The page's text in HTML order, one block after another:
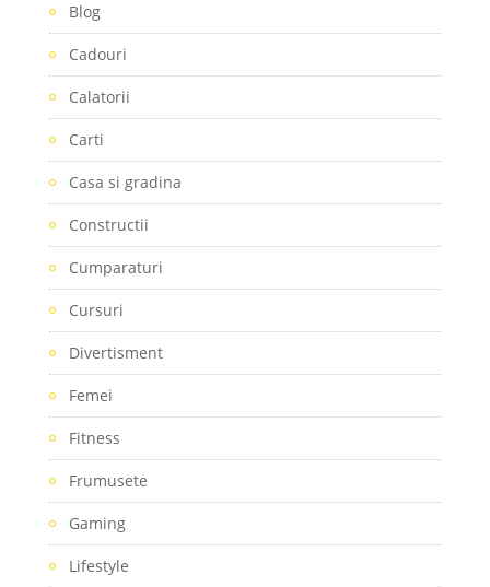
Blog
Cadouri
Calatorii
Carti
Casa si gradina
Constructii
Cumparaturi
Cursuri
Divertisment
Femei
Fitness
Frumusete
Gaming
Lifestyle